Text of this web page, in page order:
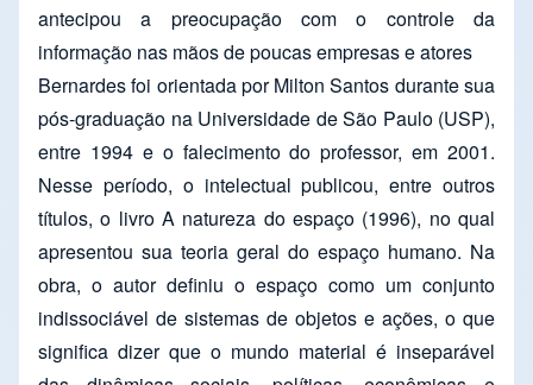
antecipou a preocupação com o controle da
informação nas mãos de poucas empresas e atores
Bernardes foi orientada por Milton Santos durante sua
pós-graduação na Universidade de São Paulo (USP),
entre 1994 e o falecimento do professor, em 2001.
Nesse período, o intelectual publicou, entre outros
títulos, o livro A natureza do espaço (1996), no qual
apresentou sua teoria geral do espaço humano. Na
obra, o autor definiu o espaço como um conjunto
indissociável de sistemas de objetos e ações, o que
significa dizer que o mundo material é inseparável